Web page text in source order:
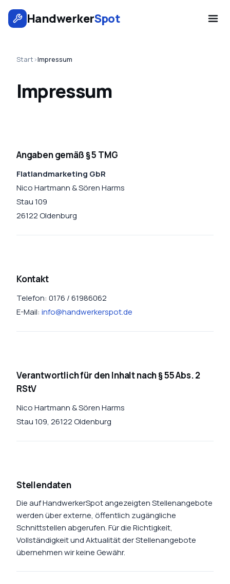
HandwerkerSpot
Start›Impressum
Impressum
Angaben gemäß § 5 TMG
Flatlandmarketing GbR
Nico Hartmann & Sören Harms
Stau 109
26122 Oldenburg
Kontakt
Telefon: 0176 / 61986062
E-Mail: info@handwerkerspot.de
Verantwortlich für den Inhalt nach § 55 Abs. 2
RStV
Nico Hartmann & Sören Harms
Stau 109, 26122 Oldenburg
Stellendaten
Die auf HandwerkerSpot angezeigten Stellenangebote
werden über externe, öffentlich zugängliche
Schnittstellen abgerufen. Für die Richtigkeit,
Vollständigkeit und Aktualität der Stellenangebote
übernehmen wir keine Gewähr.